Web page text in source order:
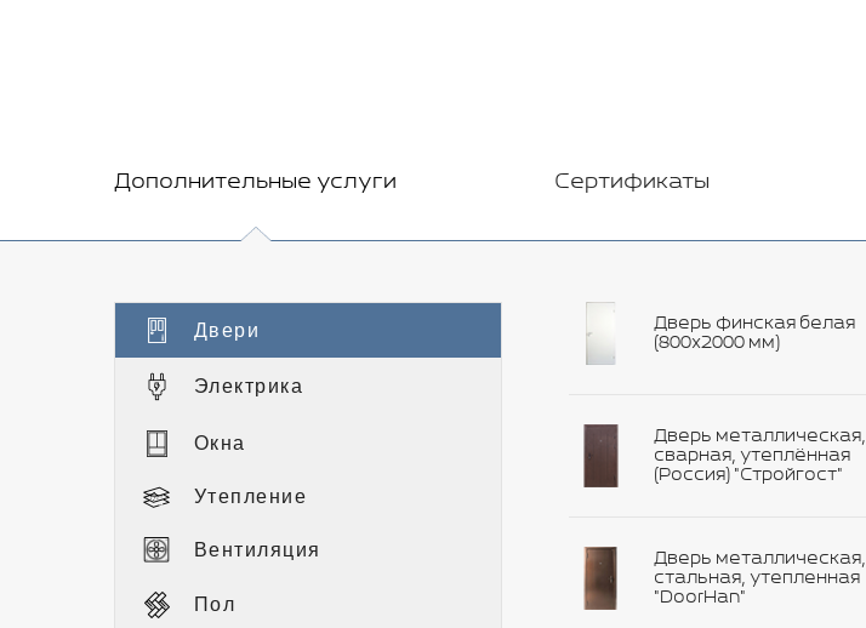
Дополнительные услуги Сертификаты
Двери
Электрика
Окна
Утепление
Вентиляция
Пол
Дверь финская белая
(800х2000 мм)
Дверь металлическая,
сварная, утеплённая
(Россия) "Стройгост"
Дверь металлическая,
стальная, утепленная
"DoorHan"